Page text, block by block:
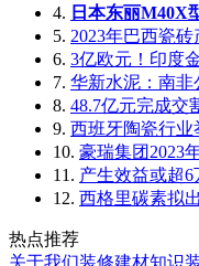
4. 日本东丽M40X
5. 2023年巴西瓷
6. 3亿欧元！印度
7. 华新水泥：南非
8. 48.7亿元完成交
9. 西班牙陶瓷行业
10. 豪瑞集团2023
11. 产生效益或超
12. 西格里碳素拟
热点推荐
关于我们装修建材知识